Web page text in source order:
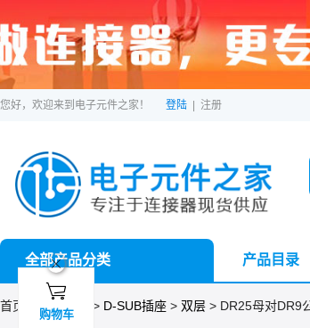
您好，欢迎来到电子元件之家！ 登陆 注册
全部产品分类 产品目录
首页 > 分类目录 > D-SUB插座 > 双层 > DR25母对DR9
ဆ

购物车